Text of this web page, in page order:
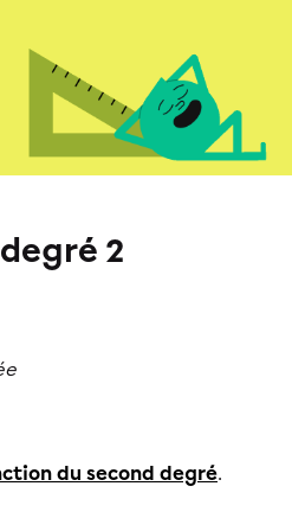
2
du second degré.